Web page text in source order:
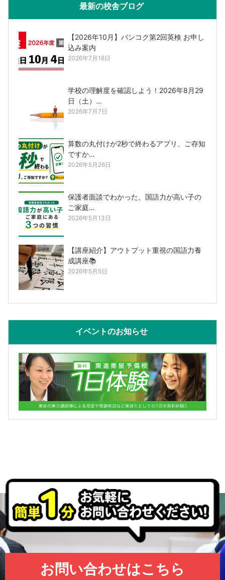
最新の校舎ブログ
【2026年10月】バンコク第2回英検 お申し
込み案内
2026年7月16日
学校の理解度を確認しよう！2026年8月29
日（土）…
2026年7月7日
算数の丸付けが2秒で終わるアプリ、ご存知
ですか…
2026年5月26日
保護者面談でわかった、国語力が高い子の
ご家庭…
2026年5月13日
【講座紹介】アウトプット重視の国語力養
成講座📚
2026年5月5日
イベントのお知らせ
お問い合わせはこちら